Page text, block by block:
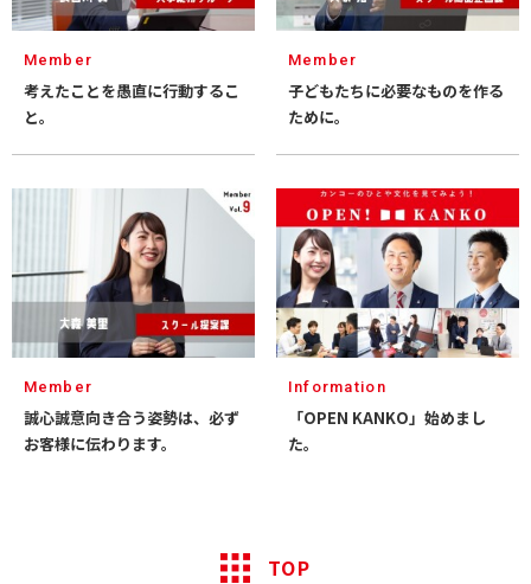
Member
考えたことを愚直に⾏動するこ
と。
Member
⼦どもたちに必要なものを作る
ために。
Member
誠心誠意向き合う姿勢は、必ず
お客様に伝わります。
Information
「OPEN KANKO」始めまし
た。
TOP